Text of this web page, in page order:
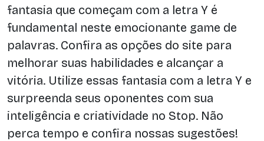
fantasia que começam com a letra Y é
fundamental neste emocionante game de
palavras. Confira as opções do site para
melhorar suas habilidades e alcançar a
vitória. Utilize essas fantasia com a letra Y e
surpreenda seus oponentes com sua
inteligência e criatividade no Stop. Não
perca tempo e confira nossas sugestões!